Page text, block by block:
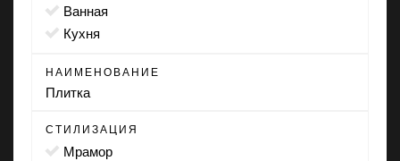
ванная
кухня
НАИМЕНОВАНИЕ
Плитка
СТИЛИЗАЦИЯ
мрамор